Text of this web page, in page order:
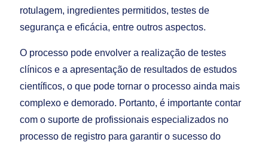
rotulagem, ingredientes permitidos, testes de
segurança e eficácia, entre outros aspectos.
O processo pode envolver a realização de testes
clínicos e a apresentação de resultados de estudos
científicos, o que pode tornar o processo ainda mais
complexo e demorado. Portanto, é importante contar
com o suporte de profissionais especializados no
processo de registro para garantir o sucesso do